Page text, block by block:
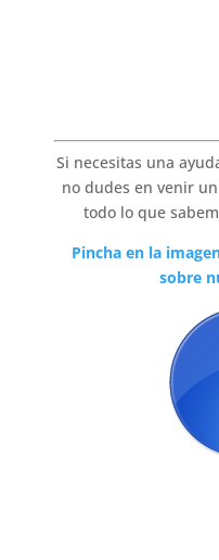
Si necesitas una
no dudes en venir
todo lo que
Pincha en la
sobre